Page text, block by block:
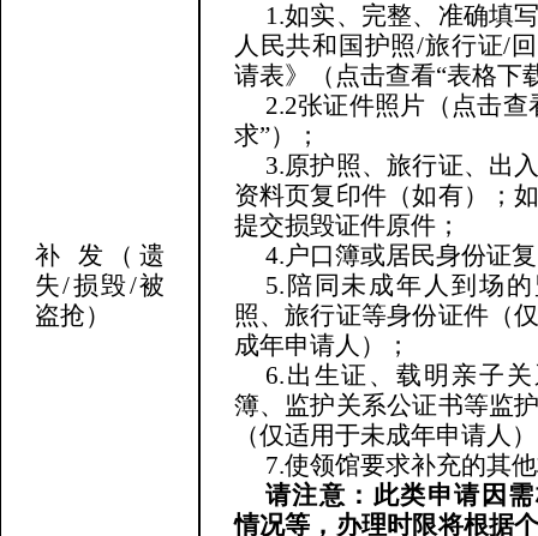
补 发
（遗
失/损毁/被
盗抢）
1.如实、完整、准确填
人民共和国护照/旅行证/
请表》（点击查看“表格下
2.2张证件照片（点击查
求”）；
3.原护照、旅行证、出
资料页复印件（如有）；
提交损毁证件原件；
4.户口簿或居民身份证
5.陪同未成年人到场
照、旅行证等身份证件（
成年申请人）；
6.出生证、载明亲子
簿、监护关系公证书等监
（仅适用于未成年申请人
7.使领馆要求补充的其
请注意：此类申请因
情况等，办理时限将根据